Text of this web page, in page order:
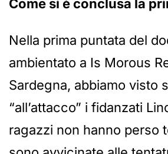
Come si è conclusa la
Nella prima puntata del
ambientato a Is Morous
Sardegna, abbiamo visto
“all’attacco” i fidanzati
ragazzi non hanno perso